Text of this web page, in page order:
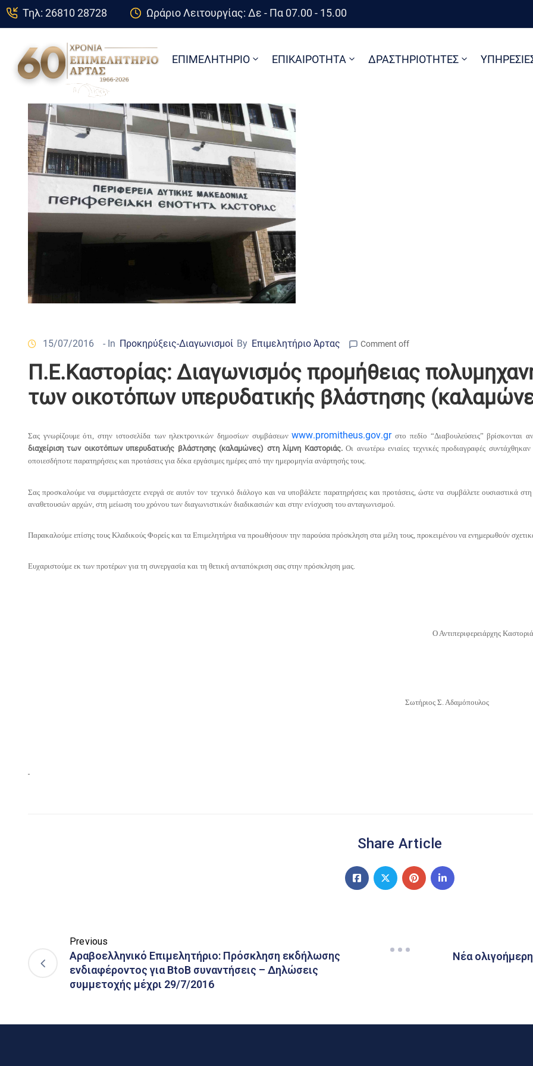
Τηλ: 26810 28728 Ωράριο Λειτουργίας: Δε - Πα 07.00 - 15.00
ΕΠΙΜΕΛΗΤΗΡΙΟ ΕΠΙΚΑΙΡΟΤΗΤΑ ΔΡΑΣΤΗΡΙΟΤΗΤΕΣ
15/07/2016 - In Προκηρύξεις-Διαγωνισμοί By Επιμελητήριο Άρτας Comment off
Π.Ε.Καστορίας: Διαγωνισμός προμήθειας
των οικοτόπων υπερυδατικής βλάστησης
Σας γνωρίζουμε ότι, στην ιστοσελίδα των ηλεκτρονικών δημοσίων συμβάσεωνwww.promitheus.gov.grστο πεδίο “Διαβουλεύσεις” βρίσκονται
διαχείριση των οικοτόπων υπερυδατικής βλάστησης (καλαμώνες) στη λίμνη Καστοριάς.Οι ανωτέρω ενιαίες τεχνικές προδιαγραφές
οποιεσδήποτε παρατηρήσεις και προτάσεις για δέκα εργάσιμες ημέρες από την ημερομηνία ανάρτησής τους.
Σας προσκαλούμε να συμμετάσχετε ενεργά σε αυτόν τον τεχνικό διάλογο και να υποβάλετε παρατηρήσεις και προτάσεις, ώστε να συμβάλετε
αναθετουσών αρχών, στη μείωση του χρόνου των διαγωνιστικών διαδικασιών και στην ενίσχυση του ανταγωνισμού.
Παρακαλούμε επίσης τους Κλαδικούς Φορείς και τα Επιμελητήρια να προωθήσουν την παρούσα πρόσκληση στα μέλη τους, προκειμένου να ενημερωθούν
Ευχαριστούμε εκ των προτέρων για τη συνεργασία και τη θετική ανταπόκριση σας στην πρόσκληση μας.
Ο Αντιπεριφερειάρχης
Σωτήριος Σ. Αδαμόπουλος
Share Article
Previous
Αραβοελληνικό Επιμελητήριο: Πρόσκληση εκδήλωσης
ενδιαφέροντος για BtoB συναντήσεις – Δηλώσεις
συμμετοχής μέχρι 29/7/2016
Nέα